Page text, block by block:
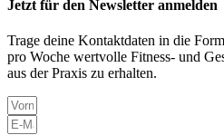
Jetzt für den Newsletter anmelden
Trage deine Kontaktdaten in die
pro Woche wertvolle Fitness- und
aus der Praxis zu erhalten.